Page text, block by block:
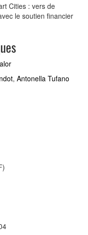
Cities : vers de
le soutien financier
, Antonella Tufano